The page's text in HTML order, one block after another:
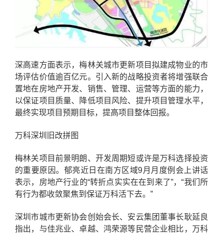
深高速方面表示，梅林关城市更新项目拟建成物业的市
场评估价值逾百亿元。引入新的战略投资者将增强联合
置地在房地产开发、销售、管理、运营等方面的能力，
以保证项目质量、降低项目风险、提升项目管理水平，
最终实现项目预期目标，提高项目整体回报。
万科深圳旧改拼图
梅林关项目前景明朗、开发周期短或许是万科选择投资
的重要原因。郁亮近日在南方区域9月月度例会上讲话
表示，房地产行业的“转折点实实在在到来了”，“我们所
有行为都收敛聚焦到保证万科活下去。”
深圳市城市更新协会创始会长、安云集团董事长耿延良
指出，与佳兆业、卓越、鸿荣源等民营企业相比，万科